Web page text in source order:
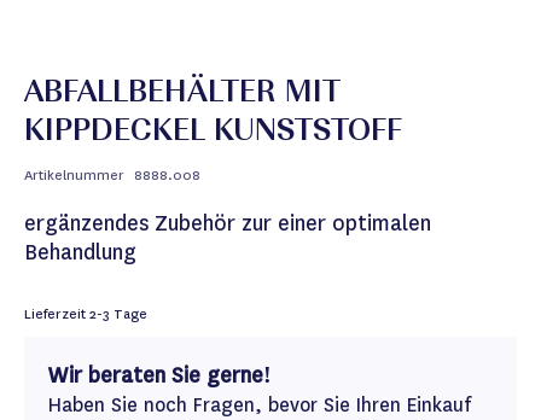
ABFALLBEHÄLTER MIT
KIPPDECKEL KUNSTSTOFF
Artikelnummer 8888.008
ergänzendes Zubehör zur einer optimalen
Behandlung
Lieferzeit2-3 Tage
Wir beraten Sie gerne!
Haben Sie noch Fragen, bevor Sie Ihren Einkauf